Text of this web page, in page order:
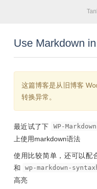
Use Markdown
这篇博客是从旧博客
转换异常。
最近试了下 WP-Markdown
上使用markdown语法
使用比较简单，还可以配
和 wp-markdown-
高亮